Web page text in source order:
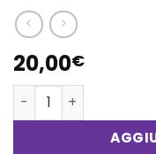
20,00€
Head Hawh Touch